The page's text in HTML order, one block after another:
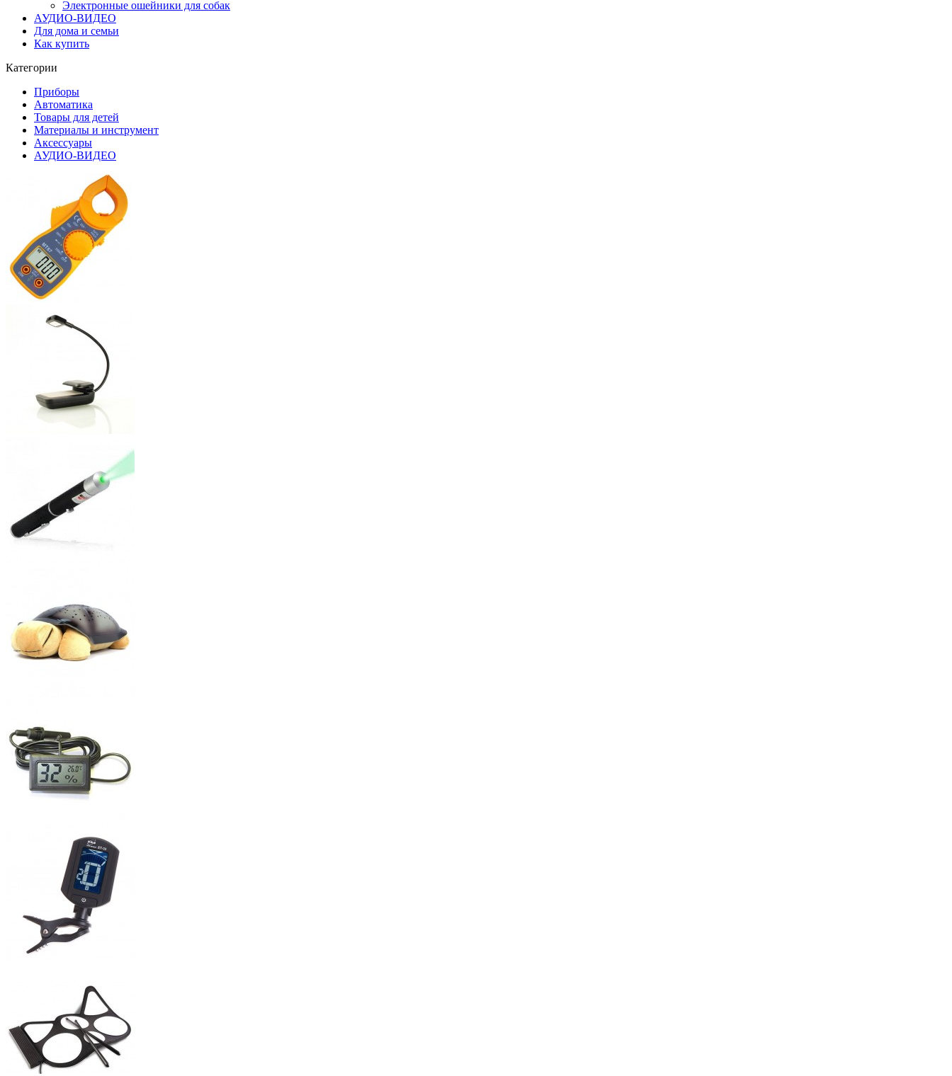
Электронные ошейники для собак
АУДИО-ВИДЕО
Для дома и семьи
Как купить
Категории
Приборы
Автоматика
Товары для детей
Материалы и инструмент
Аксессуары
АУДИО-ВИДЕО